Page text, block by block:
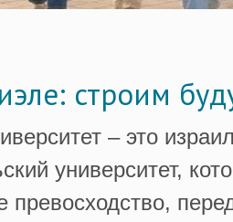
строим
– это
университет,
превосходство,